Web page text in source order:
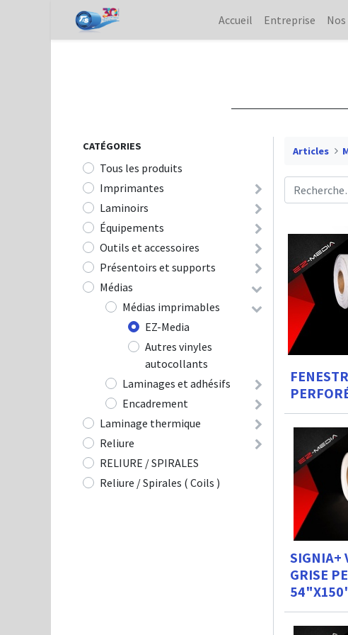
Accueil Entreprise
CATÉGORIES
Tous les produits
Imprimantes
Laminoirs
Équipements
Outils et accessoires
Présentoirs et supports
Médias
Médias imprimables
EZ-Media
Autres vinyles
autocollants
Laminages et adhésifs
Encadrement
Laminage thermique
Reliure
RELIURE / SPIRALES
Reliure / Spirales ( Coils )
Articles
SIGNIA+
GRISE
54"X150'